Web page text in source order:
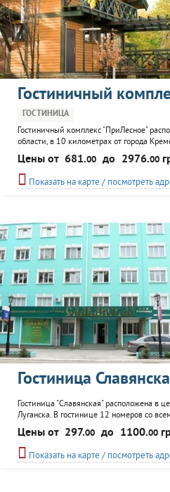
Гостиничный
ГОСТИНИЦА
Гостиничный комплекс "ПриЛесное"
области, в 10 километрах от города
отдельные двухэтажные 6-местные
оборудованными кухнями и всеми
местные номера со всеми удобствами и
услугам отдыхающих WiFi на всей...
Цены от 681.00 до 2976.00
Показать на карте / посмотреть
Гостиница
Гостиница "Славянская" расположена в
Луганска. В гостинице 12 номеров со
WiFi. Есть соляной
проживания и оздоровления. К услугам
зал и комната для переговоров, трансфер
аренда автомобиля с водителем, библио-
Цены от 297.00 до 1100.00
Показать на карте / посмотреть